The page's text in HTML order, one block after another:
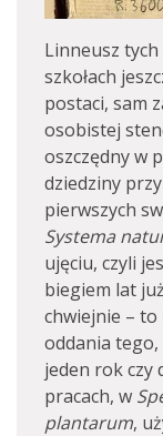
Linneusz
szkołach
postaci, sam
osobistej
oszczędny w
dziedziny
pierwszych
Systema
ujęciu, czyli
biegiem lat
chwiejnie – to
oddania
jeden rok czy
pracach, w
plantarum,